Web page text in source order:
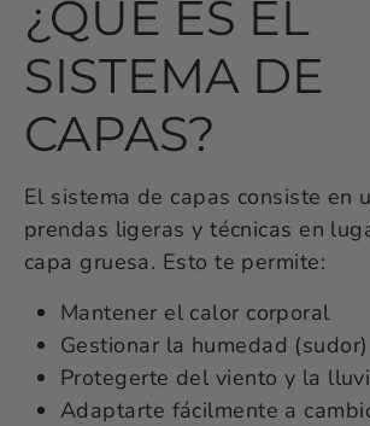
¿QUÉ ES EL
SISTEMA DE
CAPAS?
El sistema de capas consiste en
prendas ligeras y técnicas en
capa gruesa. Esto te permite:
Mantener el calor corporal
Gestionar la humedad (sudor)
Protegerte del viento y la
Adaptarte fácilmente a